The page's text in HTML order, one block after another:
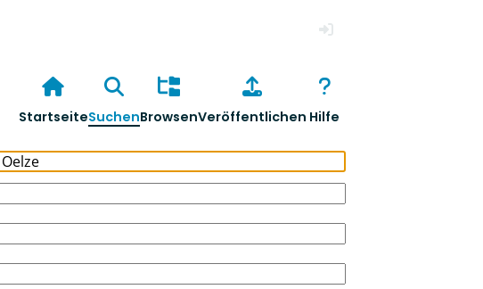
StartseiteSuchenBrowsenVeröffentlichen Hilfe